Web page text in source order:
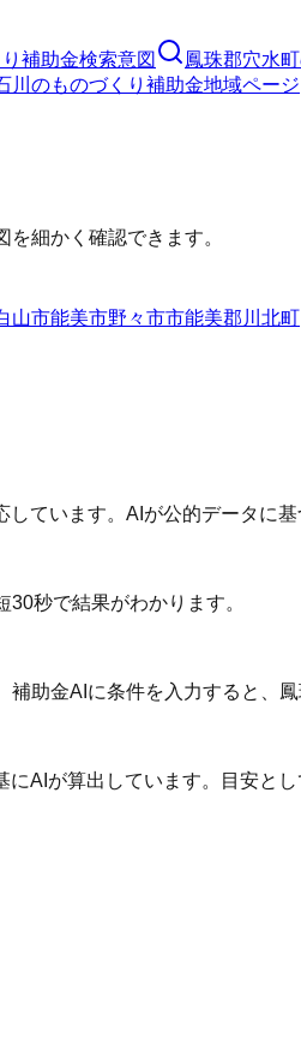
補助金検索意図 鳳珠郡穴水町
川 のものづくり補助金地域ページ
細かく確認できます。
山市能美市野々市市能美郡川北町
ています。AIが公的データに基
秒で結果がわかります。
助金AIに条件を入力すると、
AIが算出しています。目安と